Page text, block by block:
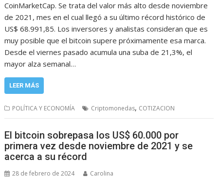
CoinMarketCap. Se trata del valor más alto desde noviembre
de 2021, mes en el cual llegó a su último récord histórico de
US$ 68.991,85. Los inversores y analistas consideran que es
muy posible que el bitcoin supere próximamente esa marca.
Desde el viernes pasado acumula una suba de 21,3%, el
mayor alza semanal…
LEER MÁS
POLÍTICA Y ECONOMÍA Criptomonedas, COTIZACION
El bitcoin sobrepasa los US$ 60.000 por
primera vez desde noviembre de 2021 y se
acerca a su récord
28 de febrero de 2024 Carolina